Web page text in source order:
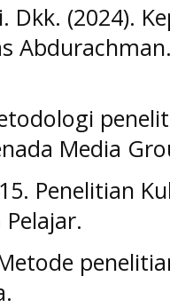
Dkk. (2024).
Media
Penelitian